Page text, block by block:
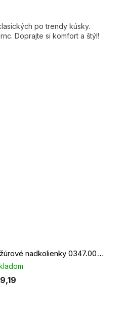
po trendy kúsky.
Doprajte si komfort a štýl!
Ažúrové nadkolienky 0347.002 béžové